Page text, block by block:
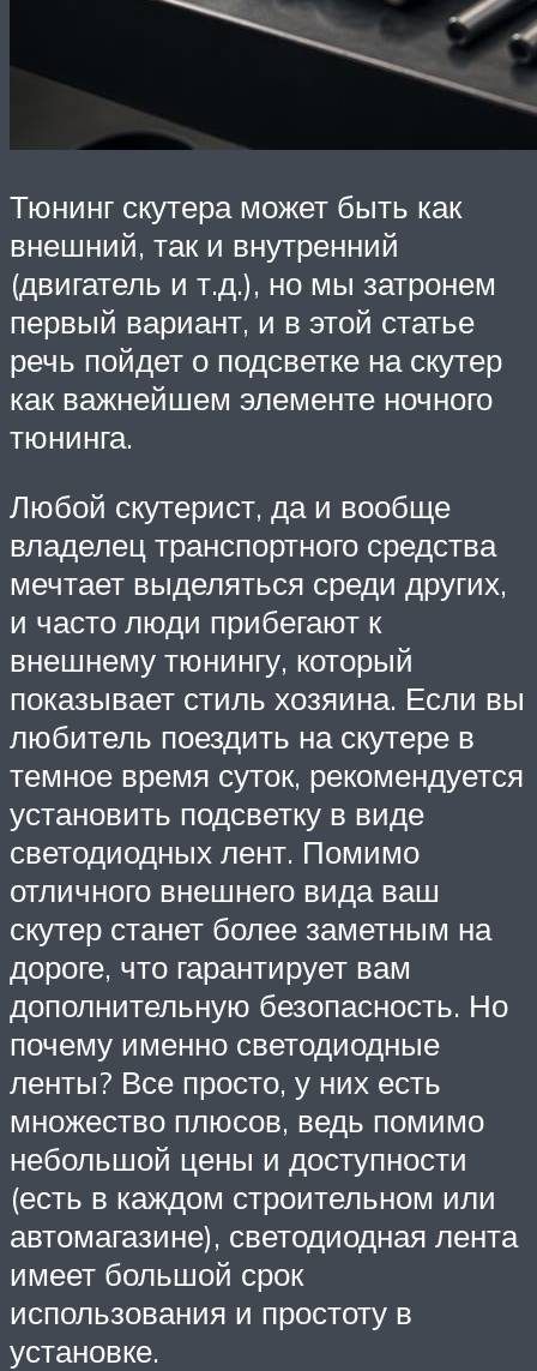
Тюнинг скутера может быть как
внешний, так и внутренний
(двигатель и т.д.), но мы затронем
первый вариант, и в этой статье
речь пойдет о подсветке на скутер
как важнейшем элементе ночного
тюнинга.
Любой скутерист, да и вообще
владелец транспортного средства
мечтает выделяться среди других,
и часто люди прибегают к
внешнему тюнингу, который
показывает стиль хозяина. Если вы
любитель поездить на скутере в
темное время суток, рекомендуется
установить подсветку в виде
светодиодных лент. Помимо
отличного внешнего вида ваш
скутер станет более заметным на
дороге, что гарантирует вам
дополнительную безопасность. Но
почему именно светодиодные
ленты? Все просто, у них есть
множество плюсов, ведь помимо
небольшой цены и доступности
(есть в каждом строительном или
автомагазине), светодиодная лента
имеет большой срок
использования и простоту в
установке.